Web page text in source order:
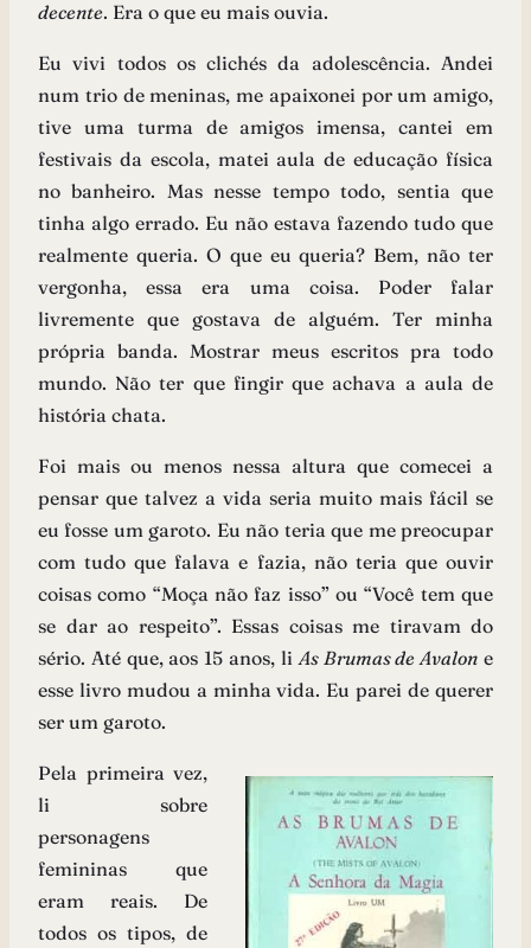
decente. Era o que eu mais ouvia.
Eu vivi todos os clichés da adolescência. Andei
num trio de meninas, me apaixonei por um amigo,
tive uma turma de amigos imensa, cantei em
festivais da escola, matei aula de educação física
no banheiro. Mas nesse tempo todo, sentia que
tinha algo errado. Eu não estava fazendo tudo que
realmente queria. O que eu queria? Bem, não ter
vergonha, essa era uma coisa. Poder falar
livremente que gostava de alguém. Ter minha
própria banda. Mostrar meus escritos pra todo
mundo. Não ter que fingir que achava a aula de
história chata.
Foi mais ou menos nessa altura que comecei a
pensar que talvez a vida seria muito mais fácil se
eu fosse um garoto. Eu não teria que me preocupar
com tudo que falava e fazia, não teria que ouvir
coisas como “Moça não faz isso” ou “Você tem que
se dar ao respeito”. Essas coisas me tiravam do
sério. Até que, aos 15 anos, liAs Brumas de Avalon e
esse livro mudou a minha vida. Eu parei de querer
ser um garoto.
Pela primeira vez,
li sobre
personagens
femininas que
eram reais. De
todos os tipos, de